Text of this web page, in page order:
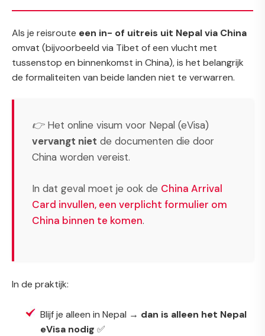
Als je reisroute een in- of uitreis uit Nepal via China
omvat (bijvoorbeeld via Tibet of een vlucht met
tussenstop en binnenkomst in China), is het belangrijk
de formaliteiten van beide landen niet te verwarren.
👉 Het online visum voor Nepal (eVisa)
vervangt niet de documenten die door
China worden vereist.
In dat geval moet je ook de China Arrival
Card invullen, een verplicht formulier om
China binnen te komen.
In de praktijk:
Blijf je alleen in Nepal → dan is alleen het Nepal
eVisa nodig ✅